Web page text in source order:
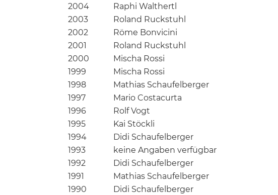
2004
Raphi Walthertl
2003
Roland Ruckstuhl
2002
Röme Bonvicini
2001
Roland Ruckstuhl
2000
Mischa Rossi
1999
Mischa Rossi
1998
Mathias Schaufelberger
1997
Mario Costacurta
1996
Rolf Vogt
1995
Kai Stöckli
1994
Didi Schaufelberger
1993
keine Angaben verfügbar
1992
Didi Schaufelberger
1991
Mathias Schaufelberger
1990
Didi Schaufelberger